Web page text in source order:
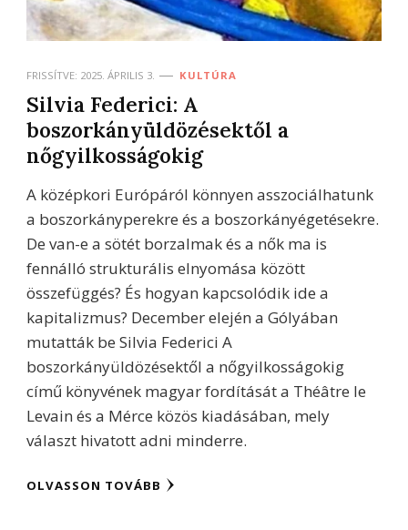
FRISSÍTVE: 2025. ÁPRILIS 3. KULTÚRA
Silvia Federici: A
boszorkányüldözésektől a
nőgyilkosságokig
A középkori Európáról könnyen asszociálhatunk
a boszorkányperekre és a boszorkányégetésekre.
De van-e a sötét borzalmak és a nők ma is
fennálló strukturális elnyomása között
összefüggés? És hogyan kapcsolódik ide a
kapitalizmus? December elején a Gólyában
mutatták be Silvia Federici A
boszorkányüldözésektől a nőgyilkosságokig
című könyvének magyar fordítását a Théâtre le
Levain és a Mérce közös kiadásában, mely
választ hivatott adni minderre.
OLVASSON TOVÁBB